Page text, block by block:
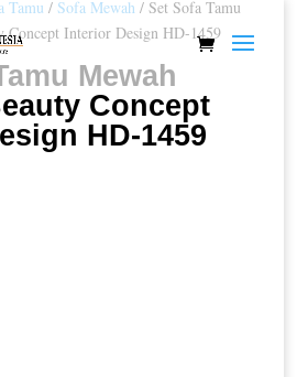
Tamu / Sofa Mewah / Set Sofa Tamu
Concept Interior Design HD-1459
Mewah
Concept
HD-1459